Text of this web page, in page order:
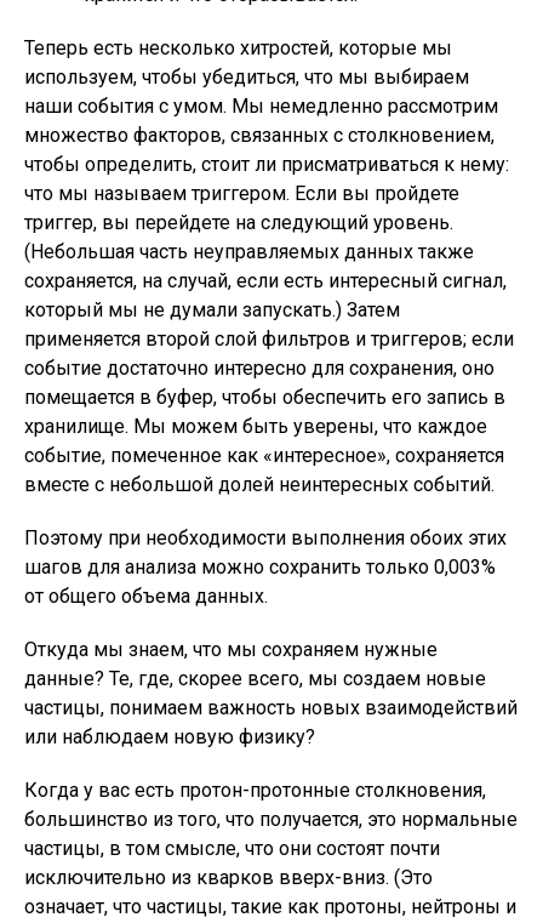
Теперь есть несколько хитростей, которые мы
используем, чтобы убедиться, что мы выбираем
наши события с умом. Мы немедленно рассмотрим
множество факторов, связанных с столкновением,
чтобы определить, стоит ли присматриваться к нему:
что мы называем триггером. Если вы пройдете
триггер, вы перейдете на следующий уровень.
(Небольшая часть неуправляемых данных также
сохраняется, на случай, если есть интересный сигнал,
который мы не думали запускать.) Затем
применяется второй слой фильтров и триггеров; если
событие достаточно интересно для сохранения, оно
помещается в буфер, чтобы обеспечить его запись в
хранилище. Мы можем быть уверены, что каждое
событие, помеченное как «интересное», сохраняется
вместе с небольшой долей неинтересных событий.
Поэтому при необходимости выполнения обоих этих
шагов для анализа можно сохранить только 0,003%
от общего объема данных.
Откуда мы знаем, что мы сохраняем нужные
данные? Те, где, скорее всего, мы создаем новые
частицы, понимаем важность новых взаимодействий
или наблюдаем новую физику?
Когда у вас есть протон-протонные столкновения,
большинство из того, что получается, это нормальные
частицы, в том смысле, что они состоят почти
исключительно из кварков вверх-вниз. (Это
означает, что частицы, такие как протоны, нейтроны и